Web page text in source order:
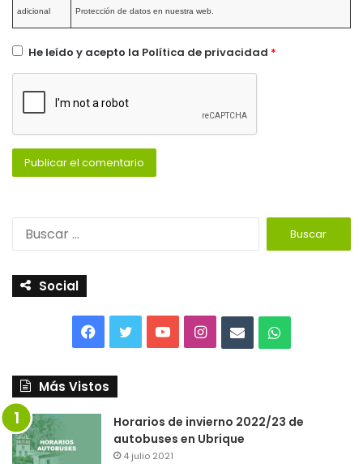
adicional
Protección de datos en nuestra web.
He leído y acepto la Política de privacidad *
Social
Más Vistos
Horarios de invierno 2022/23 de
autobuses en Ubrique
4 julio 2021